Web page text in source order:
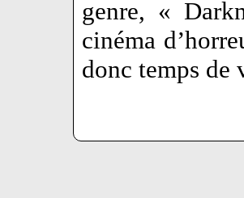
genre, «
cinéma
donc temps